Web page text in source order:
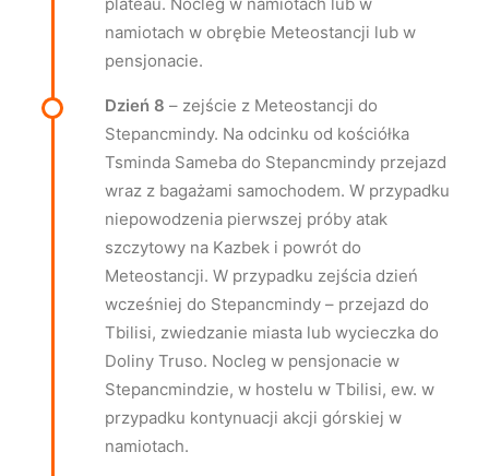
namiotach w obrębie Meteostancji lub w
pensjonacie.
Dzień 8 – zejście z Meteostancji do
Stepancmindy. Na odcinku od kościółka
Tsminda Sameba do Stepancmindy przejazd
wraz z bagażami samochodem. W przypadku
niepowodzenia pierwszej próby atak
szczytowy na Kazbek i powrót do
Meteostancji. W przypadku zejścia dzień
wcześniej do Stepancmindy – przejazd do
Tbilisi, zwiedzanie miasta lub wycieczka do
Doliny Truso. Nocleg w pensjonacie w
Stepancmindzie, w hostelu w Tbilisi, ew. w
przypadku kontynuacji akcji górskiej w
namiotach.